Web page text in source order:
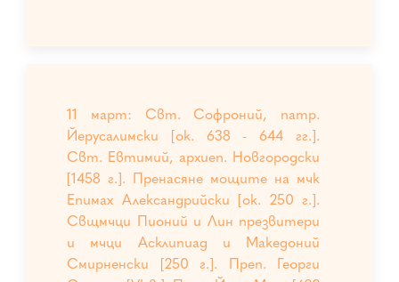
11 март: Свт. Софроний, патр.
Йерусалимски [ок. 638 - 644 гг.].
Свт. Евтимий, архиеп. Новгородски
[1458 г.]. Пренасяне мощите на мчк
Епимах Александрийски [ок. 250 г.].
Свщмчци Пионий и Лин презвитери
и мчци Асклипиад и Македоний
Смирненски [250 г.]. Преп. Георги